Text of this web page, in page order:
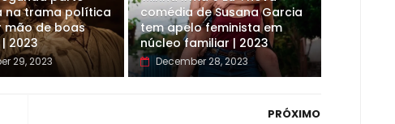
na trama política
mão de boas
2023
29, 2023
comédia de Susana Garcia
tem apelo feminista em
núcleo familiar | 2023
December 28, 2023
PRÓXIMO